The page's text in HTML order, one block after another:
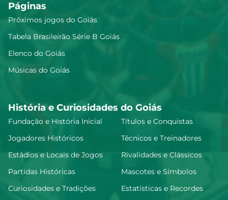
Páginas
Próximos jogos do Goiás
Tabela Brasileirão Série B Goiás
Elenco do Goiás
Músicas do Goiás
História e Curiosidades do Goiás
Fundação e História Inicial
Títulos e Conquistas
Jogadores Históricos
Técnicos e Treinadores
Estádios e Locais de Jogos
Rivalidades e Clássicos
Partidas Históricas
Mascotes e Símbolos
Curiosidades e Tradições
Estatísticas e Recordes